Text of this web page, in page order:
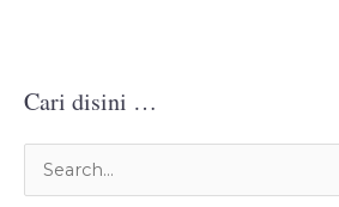
Cari disini …